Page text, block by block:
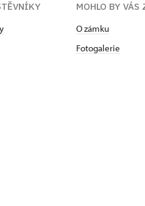
MOHLO BY
O zámku
Fotogalerie